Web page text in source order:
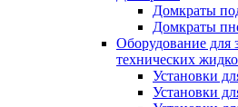
Домкраты
Домкраты
Оборудование для
технических
Установки
Установки